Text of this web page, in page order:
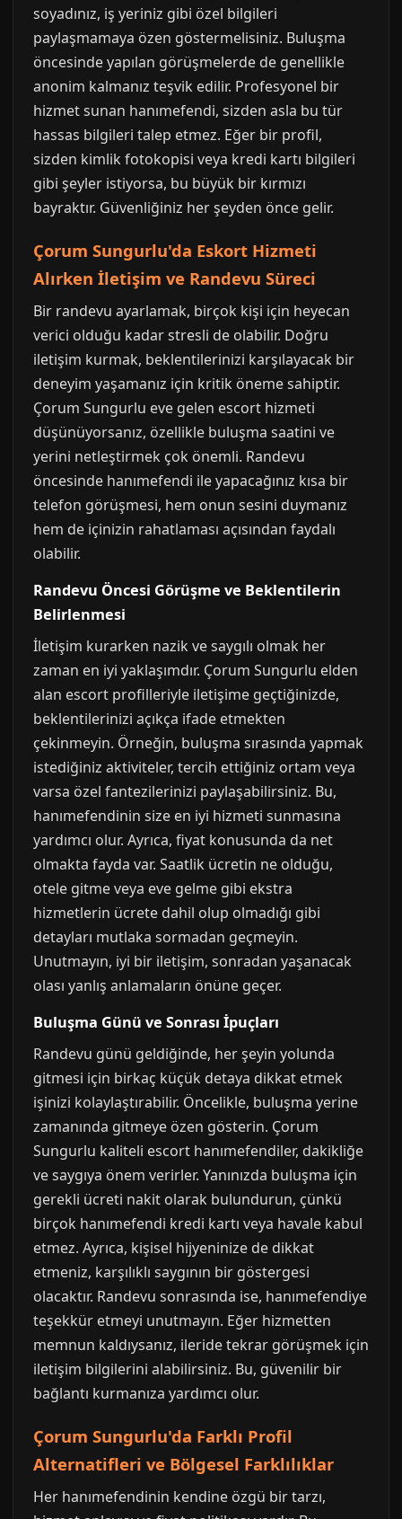
soyadınız, iş yeriniz gibi özel bilgileri
paylaşmamaya özen göstermelisiniz. Buluşma
öncesinde yapılan görüşmelerde de genellikle
anonim kalmanız teşvik edilir. Profesyonel bir
hizmet sunan hanımefendi, sizden asla bu tür
hassas bilgileri talep etmez. Eğer bir profil,
sizden kimlik fotokopisi veya kredi kartı bilgileri
gibi şeyler istiyorsa, bu büyük bir kırmızı
bayraktır. Güvenliğiniz her şeyden önce gelir.
Çorum Sungurlu'da Eskort Hizmeti
Alırken İletişim ve Randevu Süreci
Bir randevu ayarlamak, birçok kişi için heyecan
verici olduğu kadar stresli de olabilir. Doğru
iletişim kurmak, beklentilerinizi karşılayacak bir
deneyim yaşamanız için kritik öneme sahiptir.
Çorum Sungurlu eve gelen escort hizmeti
düşünüyorsanız, özellikle buluşma saatini ve
yerini netleştirmek çok önemli. Randevu
öncesinde hanımefendi ile yapacağınız kısa bir
telefon görüşmesi, hem onun sesini duymanız
hem de içinizin rahatlaması açısından faydalı
olabilir.
Randevu Öncesi Görüşme ve Beklentilerin
Belirlenmesi
İletişim kurarken nazik ve saygılı olmak her
zaman en iyi yaklaşımdır. Çorum Sungurlu elden
alan escort profilleriyle iletişime geçtiğinizde,
beklentilerinizi açıkça ifade etmekten
çekinmeyin. Örneğin, buluşma sırasında yapmak
istediğiniz aktiviteler, tercih ettiğiniz ortam veya
varsa özel fantezilerinizi paylaşabilirsiniz. Bu,
hanımefendinin size en iyi hizmeti sunmasına
yardımcı olur. Ayrıca, fiyat konusunda da net
olmakta fayda var. Saatlik ücretin ne olduğu,
otele gitme veya eve gelme gibi ekstra
hizmetlerin ücrete dahil olup olmadığı gibi
detayları mutlaka sormadan geçmeyin.
Unutmayın, iyi bir iletişim, sonradan yaşanacak
olası yanlış anlamaların önüne geçer.
Buluşma Günü ve Sonrası İpuçları
Randevu günü geldiğinde, her şeyin yolunda
gitmesi için birkaç küçük detaya dikkat etmek
işinizi kolaylaştırabilir. Öncelikle, buluşma yerine
zamanında gitmeye özen gösterin. Çorum
Sungurlu kaliteli escort hanımefendiler, dakikliğe
ve saygıya önem verirler. Yanınızda buluşma için
gerekli ücreti nakit olarak bulundurun, çünkü
birçok hanımefendi kredi kartı veya havale kabul
etmez. Ayrıca, kişisel hijyeninize de dikkat
etmeniz, karşılıklı saygının bir göstergesi
olacaktır. Randevu sonrasında ise, hanımefendiye
teşekkür etmeyi unutmayın. Eğer hizmetten
memnun kaldıysanız, ileride tekrar görüşmek için
iletişim bilgilerini alabilirsiniz. Bu, güvenilir bir
bağlantı kurmanıza yardımcı olur.
Çorum Sungurlu'da Farklı Profil
Alternatifleri ve Bölgesel Farklılıklar
Her hanımefendinin kendine özgü bir tarzı,